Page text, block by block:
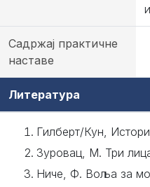
Садржај практичне
наставе
Литература
Гилберт/Кун,
Зуровац, М. Три
Ниче, Ф. Воља за